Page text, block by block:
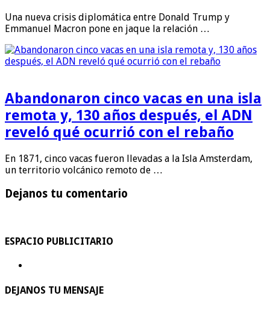
Una nueva crisis diplomática entre Donald Trump y
Emmanuel Macron pone en jaque la relación …
Abandonaron cinco vacas en una isla
remota y, 130 años después, el ADN
reveló qué ocurrió con el rebaño
En 1871, cinco vacas fueron llevadas a la Isla Amsterdam,
un territorio volcánico remoto de …
Dejanos tu comentario
ESPACIO PUBLICITARIO
DEJANOS TU MENSAJE